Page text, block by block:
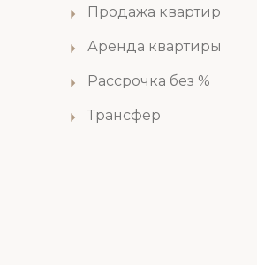
Продажа квартир
Аренда квартиры
Рассрочка без %
Трансфер